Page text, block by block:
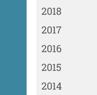
2018
2017
2016
2015
2014